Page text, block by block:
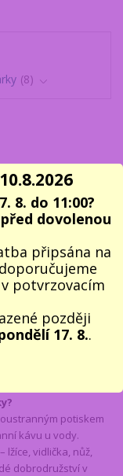
8
rybáře, který potěší i
rybařeníje
doplňky, které
už jako koníček,
každého rybáře –
kousků. Kombinuje
přírodním zeleným
bez nutnosti
Vánocům
profíka!
potiskem
kávu u vody.
– lžíce, vidlička, nůž,
dobrodružství v
8. do 11:00?
dovolenou
připsána na
potvrzovacím
později
17. 8..